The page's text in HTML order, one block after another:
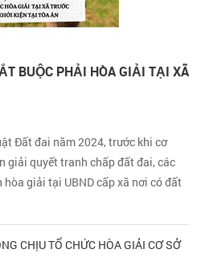
BUỘC PHẢI HÒA GIẢI TẠI XÃ
Đất đai năm 2024, trước khi cơ
giải quyết tranh chấp đất đai, các
giải tại UBND cấp xã nơi có đất
CHỊU TỔ CHỨC HÒA GIẢI CƠ SỞ